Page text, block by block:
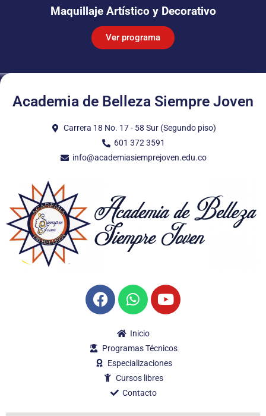
Maquillaje Artístico y Decorativo
Ver programa
Academia de Belleza Siempre Joven
Carrera 18 No. 17 - 58 Sur (Segundo piso)
601 372 3591
info@academiasiemprejoven.edu.co
Inicio
Programas Técnicos
Especializaciones
Cursos libres
Contacto